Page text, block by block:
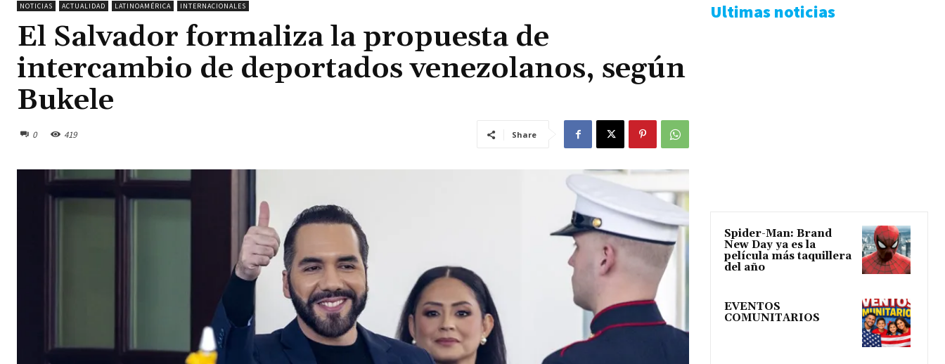
NOTICIAS ACTUALIDAD LATINOAMÉRICA INTERNACIONALES
El Salvador formaliza la propuesta de
intercambio de deportados venezolanos, según
Bukele
0 419 Share
Ultimas noticias
Spider-Man: Brand
New Day ya es la
película más taquillera
del año
EVENTOS
COMUNITARIOS